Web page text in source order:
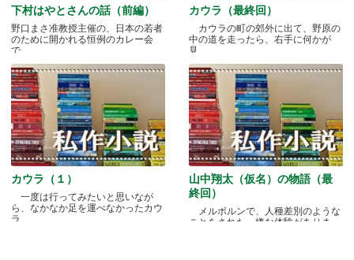
下村はやとさんの話（前編）
野口まさ准教授主催の、日本の若者
のために開かれる恒例のカレー会
で.....
カウラ（最終回）
カウラの町の郊外に出て、野原の
中の道を走ったら、右手に何かが
見.....
カウラ（１）
一度は行ってみたいと思いなが
ら、なかなか足を運べなかったカウ
ラ.....
山中翔太（仮名）の物語（最
終回）
メルボルンで、人種差別のような
ことをされた、嫌な体験がありま